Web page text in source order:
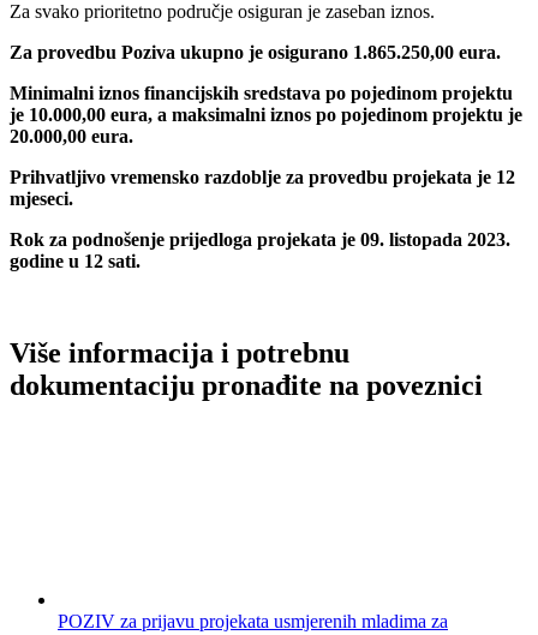
Za svako prioritetno područje osiguran je zaseban iznos.
Za provedbu Poziva ukupno je osigurano 1.865.250,00 eura.
Minimalni iznos financijskih sredstava po pojedinom projektu
je 10.000,00 eura, a maksimalni iznos po pojedinom projektu je
20.000,00 eura.
Prihvatljivo vremensko razdoblje za provedbu projekata je 12
mjeseci.
Rok za podnošenje prijedloga projekata je 09. listopada 2023.
godine u 12 sati.
Više informacija i potrebnu
dokumentaciju pronađite na poveznici
POZIV za prijavu projekata usmjerenih mladima za